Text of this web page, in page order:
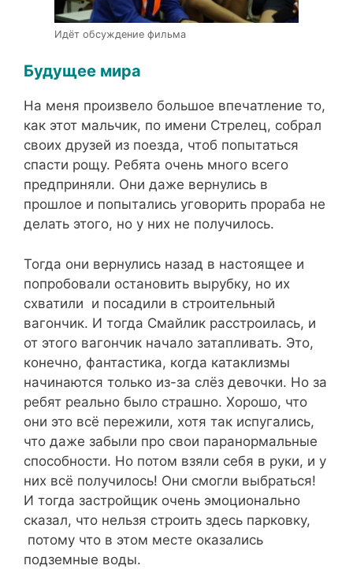
Идёт обсуждение фильма
Будущее мира
На меня произвело большое впечатление то,
как этот мальчик, по имени Стрелец, собрал
своих друзей из поезда, чтоб попытаться
спасти рощу. Ребята очень много всего
предприняли. Они даже вернулись в
прошлое и попытались уговорить прораба не
делать этого, но у них не получилось.
Тогда они вернулись назад в настоящее и
попробовали остановить вырубку, но их
схватили и посадили в строительный
вагончик. И тогда Смайлик расстроилась, и
от этого вагончик начало затапливать. Это,
конечно, фантастика, когда катаклизмы
начинаются только из-за слёз девочки. Но за
ребят реально было страшно. Хорошо, что
они это всё пережили, хотя так испугались,
что даже забыли про свои паранормальные
способности. Но потом взяли себя в руки, и у
них всё получилось! Они смогли выбраться!
И тогда застройщик очень эмоционально
сказал, что нельзя строить здесь парковку,
потому что в этом месте оказались
подземные воды.